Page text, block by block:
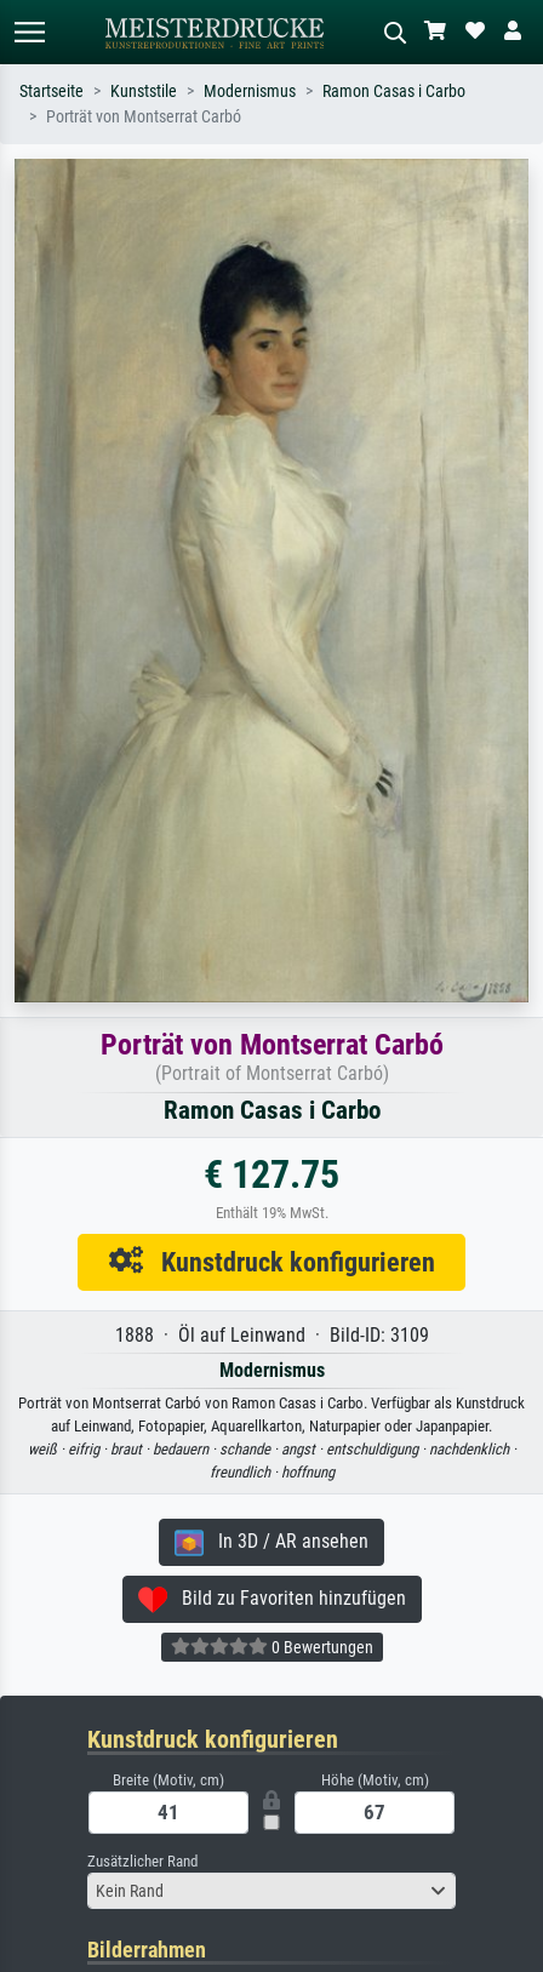
Sternennacht, Impressionismus, Welle
Wiese, Abstrakt mit viel Rot, Dunkles
Ölgemälde, Stehender Akt neben einem
Startseite Kunststile Modernismus
Ramon Casas i Carbo
Porträt von Montserrat Carbó
Porträt von Montserrat Carbó
(Portrait of Montserrat Carbó)
Ramon Casas i Carbo
€ 127.75
Enthält 19% MwSt.
Kunstdruck konfigurieren
1888 · Öl auf Leinwand · Bild-ID: 3109
Modernismus
Porträt von Montserrat Carbó von Ramon Casas i Carbo. Verfügbar als Kunstdruck
auf Leinwand, Fotopapier, Aquarellkarton, Naturpapier oder Japanpapier.
weiß · eifrig · braut · bedauern · schande · angst · entschuldigung · nachdenklich ·
freundlich · hoffnung
In 3D / AR ansehen
Bild zu Favoriten hinzufügen
0 Bewertungen
Kunstdruck konfigurieren
Breite (Motiv, cm) Höhe (Motiv, cm)
Zusätzlicher Rand
Kein Rand
Bilderrahmen